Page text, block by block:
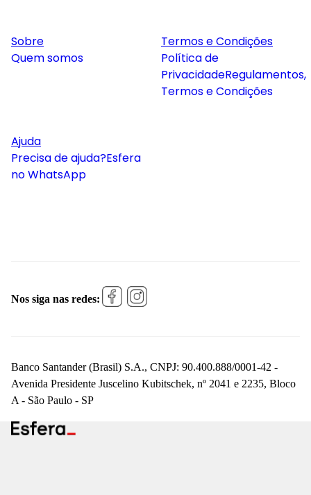
Sobre
Quem somos
Termos e Condições
Política de
PrivacidadeRegulamentos,
Termos e Condições
Ajuda
Precisa de ajuda?Esfera
no WhatsApp
Nos siga nas redes:
Banco Santander (Brasil) S.A., CNPJ: 90.400.888/0001-42 -
Avenida Presidente Juscelino Kubitschek, nº 2041 e 2235, Bloco
A - São Paulo - SP